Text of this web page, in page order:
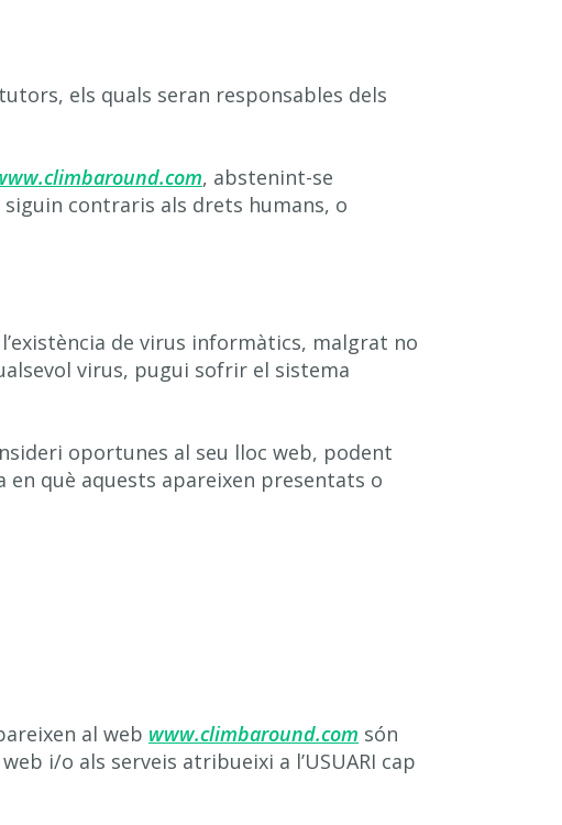
els quals seran responsables dels
, abstenint-se
contraris als drets humans, o
de virus informàtics, malgrat no
virus, pugui sofrir el sistema
oportunes al seu lloc web, podent
què aquests apareixen presentats o
al web www.climbaround.com són
i/o als serveis atribueixi a l’USUARI cap